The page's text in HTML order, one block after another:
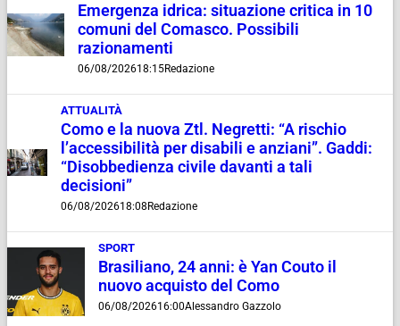
Emergenza idrica: situazione critica in 10
comuni del Comasco. Possibili
razionamenti
06/08/202618:15Redazione
ATTUALITÀ
Como e la nuova Ztl. Negretti: “A rischio
l’accessibilità per disabili e anziani”. Gaddi:
“Disobbedienza civile davanti a tali
decisioni”
06/08/202618:08 Redazione
SPORT
Brasiliano, 24 anni: è Yan Couto il
nuovo acquisto del Como
06/08/202616:00Alessandro Gazzolo